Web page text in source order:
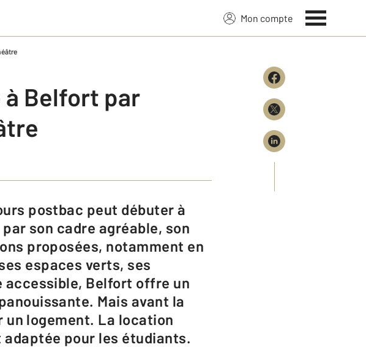
Mon compte
Belfort par
son cadre agréable, son
proposées, notamment en
espaces verts, ses
accessible, Belfort offre un
Mais avant la
un logement. La location
pour les étudiants.